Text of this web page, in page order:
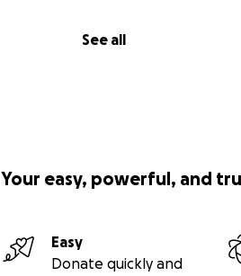
See all
Your easy, powerful, and
Easy
Donate quickly and